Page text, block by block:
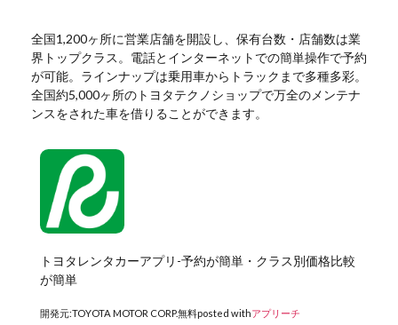
全国1,200ヶ所に営業店舗を開設し、保有台数・店舗数は業
界トップクラス。電話とインターネットでの簡単操作で予約
が可能。ラインナップは乗用車からトラックまで多種多彩。
全国約5,000ヶ所のトヨタテクノショップで万全のメンテナ
ンスをされた車を借りることができます。
トヨタレンタカーアプリ-予約が簡単・クラス別価格比較
が簡単
開発元:TOYOTA MOTOR CORP.無料posted withアプリーチ